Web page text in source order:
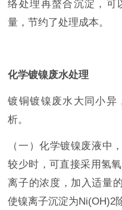
络处理再螯合沉淀，可
量，节约了处理成本。
化学镀镍废水处理
镀铜镀镍废水大同小异
析。
（一）化学镀镍废液中
较少时，可直接采用氢
离子的浓度，加入适量
使镍离子沉淀为Ni(OH)2